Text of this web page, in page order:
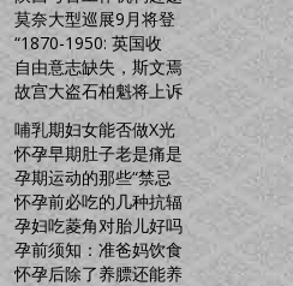
莫奈大型巡展9月将登
“1870-1950: 英国收
自由意志缺失，斯文焉
故宫大盗石柏魁将上诉
哺乳期妇女能否做X光
怀孕早期肚子老是痛是
孕期运动的那些“禁忌
怀孕前必吃的几种抗辐
孕妇吃菱角对胎儿好吗
孕前须知：准爸妈饮食
怀孕后除了养膘还能养